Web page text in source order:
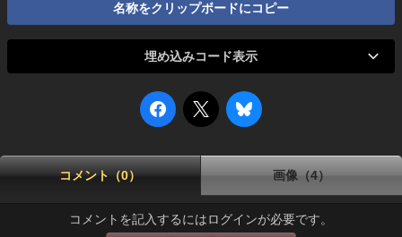
名称をクリップボードにコピー
埋め込みコード表示
コメント（0） 画像（4）
コメントを記入するにはログインが必要です。